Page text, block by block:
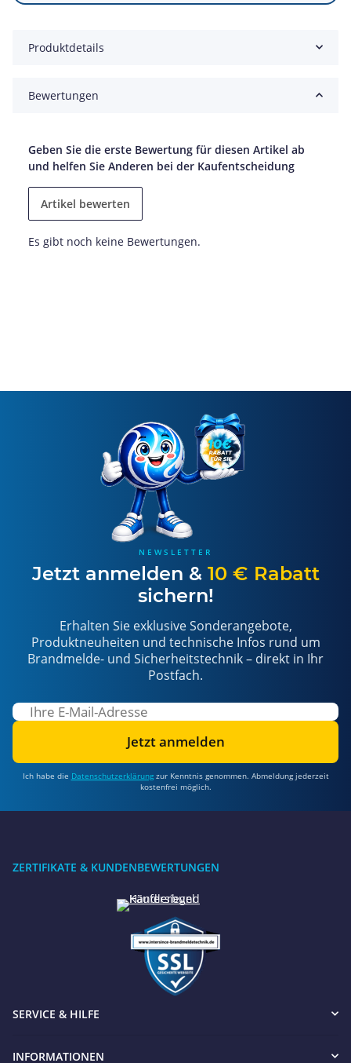
Produktdetails
Bewertungen
Geben Sie die erste Bewertung für diesen Artikel ab
und helfen Sie Anderen bei der Kaufentscheidung
Artikel bewerten
Es gibt noch keine Bewertungen.
NEWSLETTER
Jetzt anmelden & 10 € Rabatt
sichern!
Erhalten Sie exklusive Sonderangebote,
Produktneuheiten und technische Infos rund um
Brandmelde- und Sicherheitstechnik – direkt in Ihr
Postfach.
Jetzt anmelden
Ich habe die Datenschutzerklärungzur Kenntnis genommen. Abmeldung jederzeit
kostenfrei möglich.
ZERTIFIKATE & KUNDENBEWERTUNGEN
SERVICE & HILFE
INFORMATIONEN